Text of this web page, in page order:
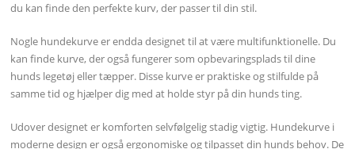
du kan finde den perfekte kurv, der passer til din stil.
Nogle hundekurve er endda designet til at være multifunktionelle. Du
kan finde kurve, der også fungerer som opbevaringsplads til dine
hunds legetøj eller tæpper. Disse kurve er praktiske og stilfulde på
samme tid og hjælper dig med at holde styr på din hunds ting.
Udover designet er komforten selvfølgelig stadig vigtig. Hundekurve i
moderne design er også ergonomiske og tilpasset din hunds behov. De